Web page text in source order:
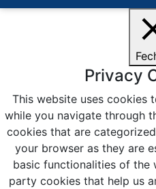
Privacy
This website uses cookies
while you navigate through
cookies that are
your browser as they are
basic functionalities of the
party cookies that help us